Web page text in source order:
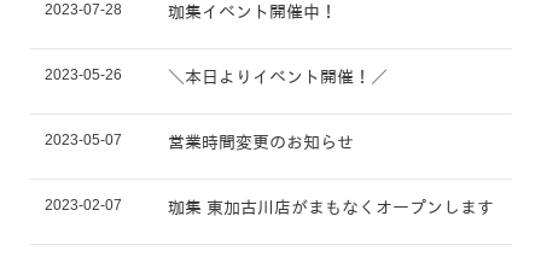
2023-07-28 珈集イベント開催中！
2023-05-26 ＼本日よりイベント開催！／
2023-05-07 営業時間変更のお知らせ
2023-02-07 珈集 東加古川店がまもなくオープンします